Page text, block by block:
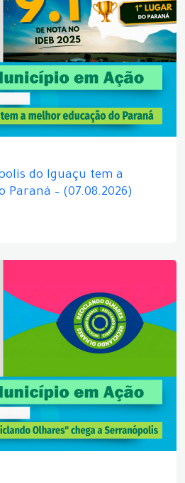
do Iguaçu tem a
Paraná – (07.08.2026)